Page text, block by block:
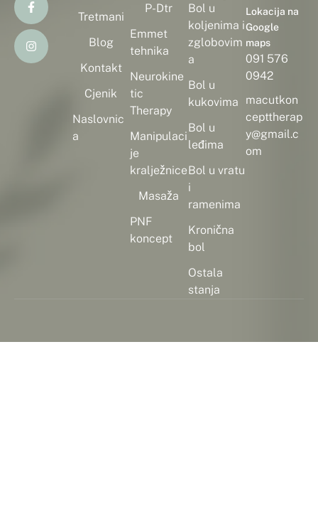
Tretmani
Blog
Kontakt
Cjenik
Naslovnic
a
P-Dtr
Emmet
tehnika
Neurokine
tic
Therapy
Manipulaci
je
kralježnice
Masaža
PNF
koncept
Bol u
koljenima i
zglobovim
a
Bol u
kukovima
Bol u
leđima
Bol u vratu
i
ramenima
Kronična
bol
Ostala
stanja
Lokacija na
Google
maps
091 576
0942
macutkon
cepttherap
y@gmail.c
om